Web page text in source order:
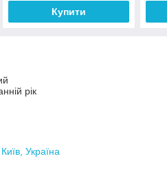
Купити
рік
Україна